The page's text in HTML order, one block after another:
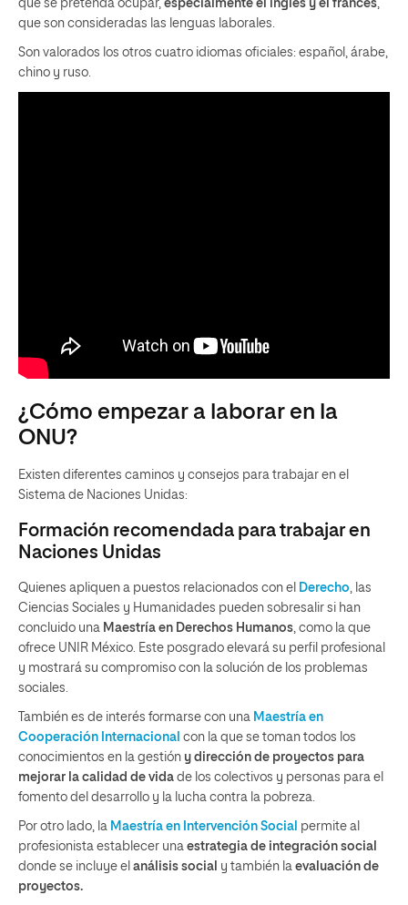
que se pretenda ocupar, especialmente el inglés y el francés
que son consideradas las lenguas laborales.
Son valorados los otros cuatro idiomas oficiales: español, árabe,
chino y ruso.
¿Cómo empezar a laborar en la
ONU?
Existen diferentes caminos y consejos para trabajar en el
Sistema de Naciones Unidas:
Formación recomendada para trabajar en
Naciones Unidas
Quienes apliquen a puestos relacionados con el Derecho , las
Ciencias Sociales y Humanidades pueden sobresalir si han
concluido una Maestría en Derechos Humanos , como la que
ofrece UNIR México. Este posgrado elevará su perfil profesional
y mostrará su compromiso con la solución de los problemas
sociales.
También es de interés formarse con una Maestría en
Cooperación Internacional con la que se toman todos los
conocimientos en la gestión y dirección de proyectos para
mejorar la calidad de vida de los colectivos y personas para el
fomento del desarrollo y la lucha contra la pobreza.
Por otro lado, la Maestría en Intervención Social permite al
profesionista establecer una estrategia de integración social
donde se incluye el análisis social y también la evaluación de
proyectos.